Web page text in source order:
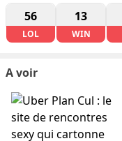
56
LOL
13
WIN
A voir